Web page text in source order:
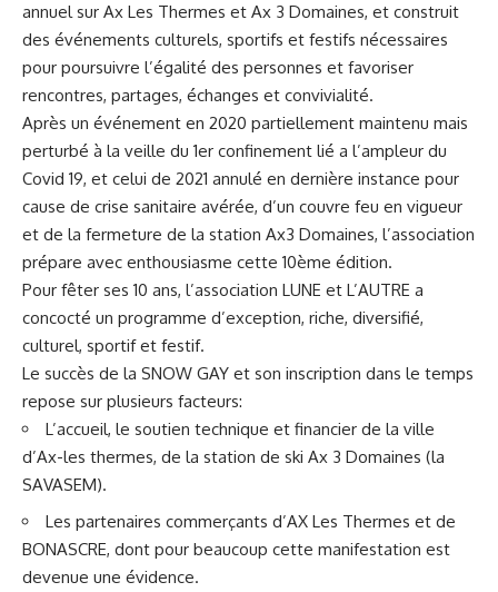
annuel sur Ax Les Thermes et Ax 3 Domaines, et construit
des événements culturels, sportifs et festifs nécessaires
pour poursuivre l’égalité des personnes et favoriser
rencontres, partages, échanges et convivialité.
Après un événement en 2020 partiellement maintenu mais
perturbé à la veille du 1er confinement lié a l’ampleur du
Covid 19, et celui de 2021 annulé en dernière instance pour
cause de crise sanitaire avérée, d’un couvre feu en vigueur
et de la fermeture de la station Ax3 Domaines, l’association
prépare avec enthousiasme cette 10ème édition.
Pour fêter ses 10 ans, l’association LUNE et L’AUTRE a
concocté un programme d’exception, riche, diversifié,
culturel, sportif et festif.
Le succès de la SNOW GAY et son inscription dans le temps
repose sur plusieurs facteurs:
L’accueil, le soutien technique et financier de la ville
d’Ax-les thermes, de la station de ski Ax 3 Domaines (la
SAVASEM).
Les partenaires commerçants d’AX Les Thermes et de
BONASCRE, dont pour beaucoup cette manifestation est
devenue une évidence.